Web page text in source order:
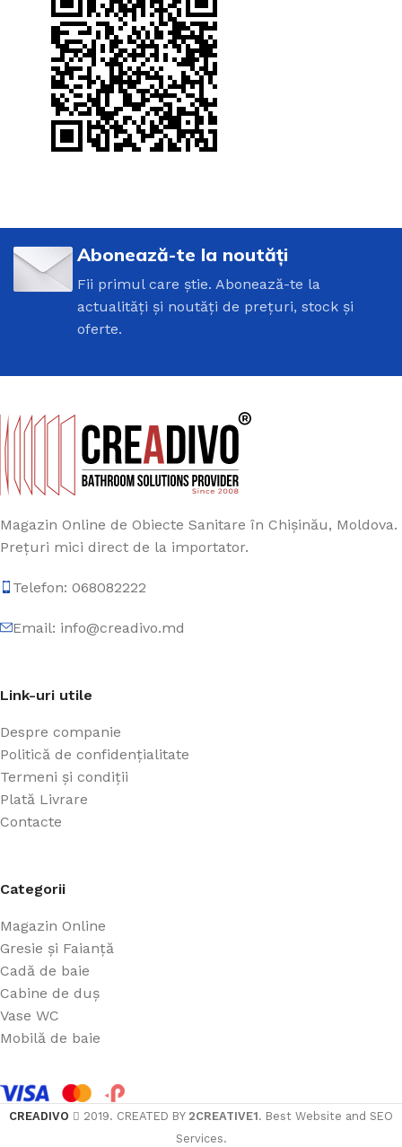
Abonează-te la noutăți
Fii primul care știe. Abonează-te la
actualități și noutăți de prețuri, stock și
oferte.
Magazin Online de Obiecte Sanitare în Chișinău, Moldova.
Prețuri mici direct de la importator.
Telefon: 068082222
Email: info@creadivo.md
Link-uri utile
Despre companie
Politică de confidențialitate
Termeni și condiții
Plată Livrare
Contacte
Categorii
Magazin Online
Gresie și Faianță
Cadă de baie
Cabine de duș
Vase WC
Mobilă de baie
CREADIVO 2019. CREATED BY 2CREATIVE1. Best Website and SEO
Services.